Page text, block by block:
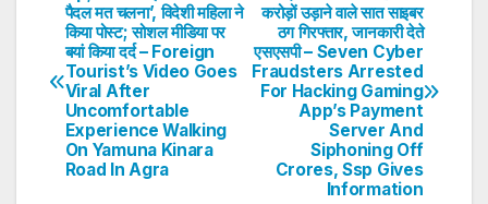
A
p
p
b
o
o
k
dI
n
st
navigation
करोड़ों उड़ाने वाले सात साइबर
ठग गिरफ्तार, जानकारी देते
एसएसपी – Seven Cyber
Fraudsters Arrested
For Hacking Gaming
App’s Payment
Server And
Siphoning Off
Crores, Ssp Gives
Information
पैदल मत चलना’, विदेशी महिला ने
किया पोस्ट; सोशल मीडिया पर
बयां किया दर्द – Foreign
Tourist’s Video Goes
Viral After
Uncomfortable
Experience Walking
On Yamuna Kinara
Road In Agra